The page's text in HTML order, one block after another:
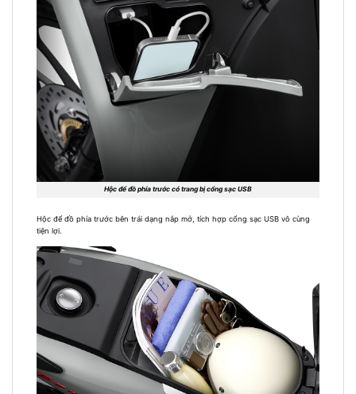
Hộc để đồ phía trước có trang bị cổng sạc USB
Hộc để đồ phía trước bên trái dạng nắp mở, tích hợp cổng sạc USB vô cùng
tiện lợi.